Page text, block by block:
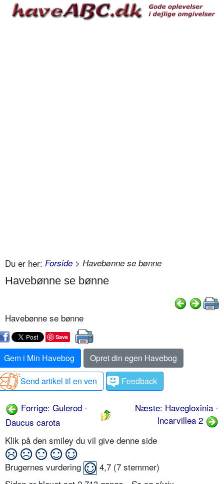
Du er her: Forside > Havebønne se bønne
Havebønne se bønne
Havebønne se bønne
Save
Gem i Min Havebog
Opret din egen Havebog
Send artikel til en ven
Feedback
Forrige: Gulerod -
Daucus carota
Næste: Havegloxinia -
lncarvillea 2
Klik på den smiley du vil give denne side
Brugernes vurdering 4,7 (7 stemmer)